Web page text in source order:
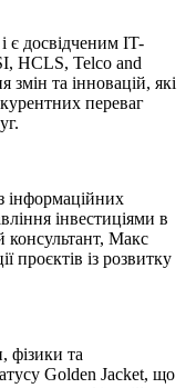
є досвідченим IT-
HCLS, Telco and
та інновацій, які
переваг
інформаційних
інвестиціями в
консультант, Макс
проєктів із розвитку
фізики та
Golden Jacket, що